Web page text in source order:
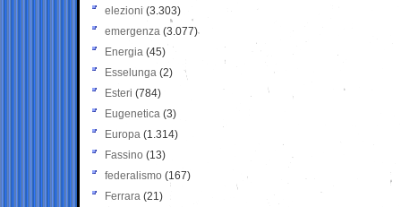
elezioni (3.303)
emergenza (3.077)
Energia (45)
Esselunga (2)
Esteri (784)
Eugenetica (3)
Europa (1.314)
Fassino (13)
federalismo (167)
Ferrara (21)